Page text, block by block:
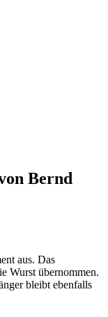
Bernd
aus. Das
Wurst übernommen.
bleibt ebenfalls